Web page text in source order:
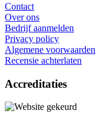
Contact
Over ons
Bedrijf aanmelden
Privacy policy
Algemene voorwaarden
Recensie achterlaten
Accreditaties